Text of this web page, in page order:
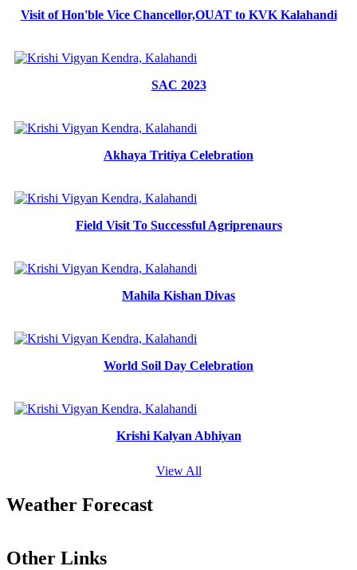
Visit of Hon'ble Vice Chancellor,OUAT to KVK Kalahandi
SAC 2023
Akhaya Tritiya Celebration
Field Visit To Successful Agriprenaurs
Mahila Kishan Divas
World Soil Day Celebration
Krishi Kalyan Abhiyan
View All
Weather Forecast
Other Links